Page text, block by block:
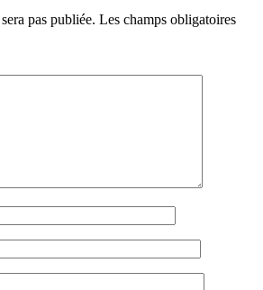
pas publiée. Les champs obligatoires